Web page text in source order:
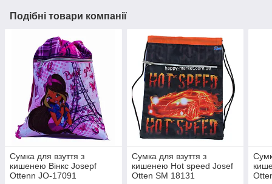
Подібні товари компанії
Сумка для взуття з
кишенею Вінкс Josepf
Ottenn JO-17091
Сумка для взуття з
кишенею Hot speed Josef
Otten SM 18131